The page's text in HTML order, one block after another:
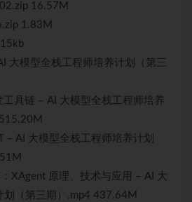
16.57M
1.83M
大模型全栈工程师培养计划（第三
具链 – AI 大模型全栈工程师培养
– AI 大模型全栈工程师培养计划
XAgent 原理、技术与应用 – AI 大
划（第三期）.mp4 437.64M